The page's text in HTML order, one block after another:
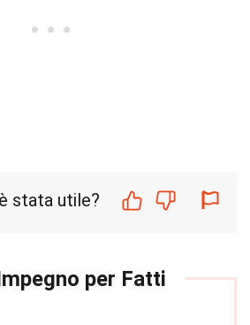
stata utile?
per Fatti